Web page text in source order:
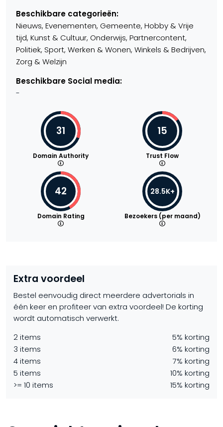
Beschikbare categorieën:
Nieuws, Evenementen, Gemeente, Hobby & Vrije
tijd, Kunst & Cultuur, Onderwijs, Partnercontent,
Politiek, Sport, Werken & Wonen, Winkels & Bedrijven,
Zorg & Welzijn
Beschikbare Social media:
-
31
Domain Authority
15
Trust Flow
42
Domain Rating
28.5K+
Bezoekers (per maand)
Extra voordeel
Bestel eenvoudig direct meerdere advertorials in
één keer en profiteer van extra voordeel! De korting
wordt automatisch verwerkt.
2 items
5% korting
3 items
6% korting
4 items
7% korting
5 items
10% korting
>= 10 items
15% korting